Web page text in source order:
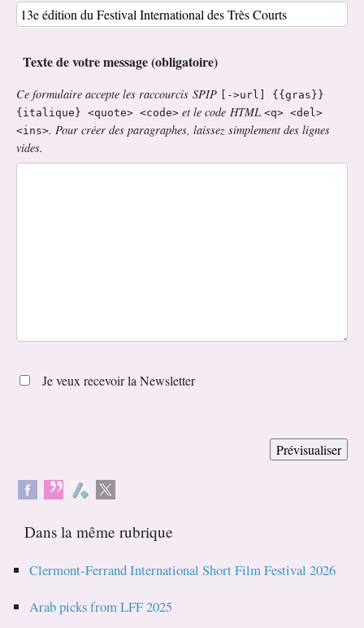
Texte de votre message (obligatoire)
Ce formulaire accepte les raccourcis SPIP
[->url] {{gras}}
{italique} <quote> <code> et le code HTML <q> <del>
<ins>. Pour créer des paragraphes, laissez simplement des lignes
vides.
Je veux recevoir la Newsletter
Dans la même rubrique
Clermont-Ferrand International Short Film Festival 2026
Arab picks from LFF 2025